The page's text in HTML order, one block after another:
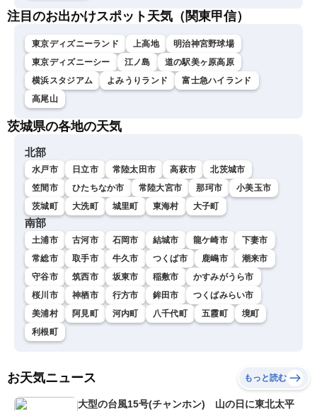
注目のお出かけスポット天気（関東甲信）
東京ディズニーランド 上高地
明治神宮野球場
東京ディズニーシー
江ノ島
道の駅美ヶ原高原
横浜スタジアム
よみうりランド
富士急ハイランド
高尾山
茨城県の各地の天気
北部
水戸市 日立市 常陸太田市 高萩市
北茨城市
笠間市
ひたちなか市 常陸大宮市 那珂市
小美玉市
茨城町
大洗町 城里町 東海村 大子町
南部
土浦市 古河市 石岡市 結城市 龍ケ崎市
下妻市
常総市
取手市 牛久市 つくば市 鹿嶋市
潮来市
守谷市
筑西市 坂東市 稲敷市
かすみがうら市
桜川市
神栖市 行方市 鉾田市
つくばみらい市
美浦村
阿見町 河内町 八千代町 五霞町
境町
利根町
お天気ニュース もっと読む
大型の台風15号(チャンホン) 山の日に東北太平